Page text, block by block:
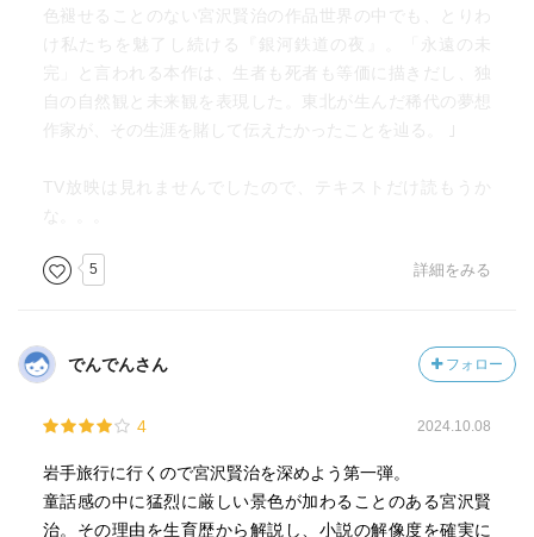
約２年ほど経ったのちに執筆を開始しているので、
賢治がトシの死を乗り越えながら感じたことを、ジョバン
ニになぞらせているのだろう。
ジョバンニはある意味、賢治の分身だ。
パーソナルな悲しみであったトシの死は『銀河鉄道の夜』
人類が共有できる感情となった。
か、どのように生きるべきか、宗教的な教えを含みながら
は助からずとも、預かった子供たちだけでもなんとか救い
る蠍座誕生のエピソードなどをあげている。
「どこまでもどこまでも一緒に行こう。僕はもうあのさそ
りのようにほんとうにみんなの幸のためならば僕のからだ
なんか百ぺんやいてもかまわない」
色褪せることのない宮沢賢治の作品世界の中でも、とりわ
け私たちを魅了し続ける『銀河鉄道の夜』。「永遠の未
完」と言われる本作は、生者も死者も等価に描きだし、独
自の自然観と未来観を表現した。東北が生んだ稀代の夢想
作家が、その生涯を賭して伝えたかったことを辿る。 ｣
TV放映は見れませんでしたので、テキストだけ読もうか
な。。。
5 詳細をみる
でんでんさん フォロー
4 2024.10.08
岩手旅行に行くので宮沢賢治を深めよう第一弾。
童話感の中に猛烈に厳しい景色が加わることのある宮沢賢
治。その理由を生育歴から解説し、小説の解像度を確実に